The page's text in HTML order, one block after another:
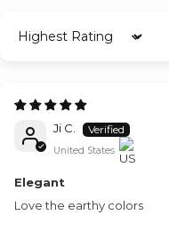
Sort by
Ji C.
United States
Elegant
Love the earthy colors